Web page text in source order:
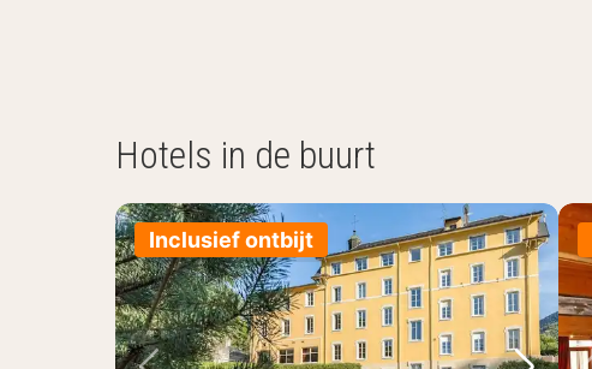
Hotels in de buurt
Inclusief ontbijt